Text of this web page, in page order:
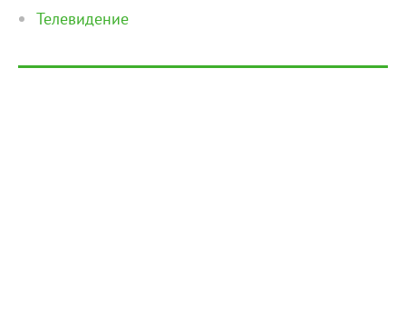
Телевидение